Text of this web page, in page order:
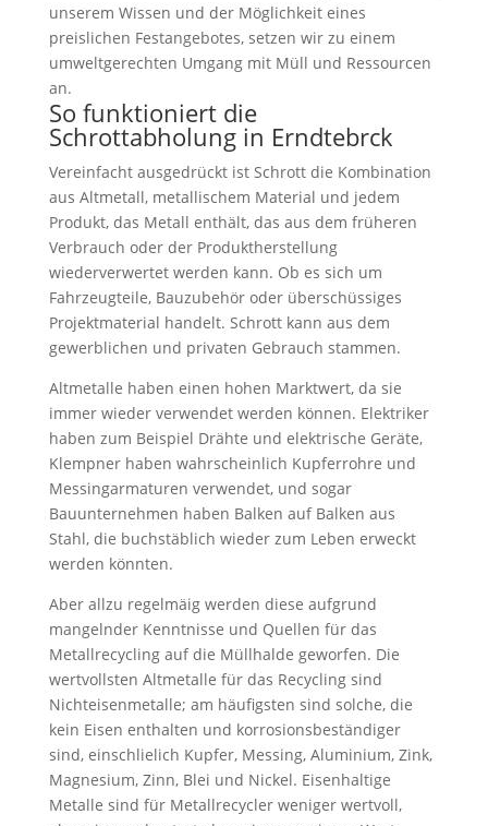
unserem Wissen und der Möglichkeit eines
preislichen Festangebotes, setzen wir zu einem
umweltgerechten Umgang mit Müll und Ressourcen
an.
So funktioniert die
Schrottabholung in Erndtebrck
Vereinfacht ausgedrückt ist Schrott die Kombination
aus Altmetall, metallischem Material und jedem
Produkt, das Metall enthält, das aus dem früheren
Verbrauch oder der Produktherstellung
wiederverwertet werden kann. Ob es sich um
Fahrzeugteile, Bauzubehör oder überschüssiges
Projektmaterial handelt. Schrott kann aus dem
gewerblichen und privaten Gebrauch stammen.
Altmetalle haben einen hohen Marktwert, da sie
immer wieder verwendet werden können. Elektriker
haben zum Beispiel Drähte und elektrische Geräte,
Klempner haben wahrscheinlich Kupferrohre und
Messingarmaturen verwendet, und sogar
Bauunternehmen haben Balken auf Balken aus
Stahl, die buchstäblich wieder zum Leben erweckt
werden könnten.
Aber allzu regelmäig werden diese aufgrund
mangelnder Kenntnisse und Quellen für das
Metallrecycling auf die Müllhalde geworfen. Die
wertvollsten Altmetalle für das Recycling sind
Nichteisenmetalle; am häufigsten sind solche, die
kein Eisen enthalten und korrosionsbeständiger
sind, einschlielich Kupfer, Messing, Aluminium, Zink,
Magnesium, Zinn, Blei und Nickel. Eisenhaltige
Metalle sind für Metallrecycler weniger wertvoll,